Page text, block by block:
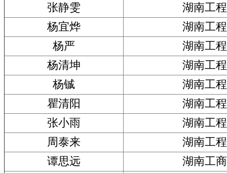
张静雯
湖南工
杨宜烨
湖南工
杨严
湖南工
杨清坤
湖南工
杨铖
湖南工
瞿清阳
湖南工
张小雨
湖南工
周泰来
湖南工
谭思远
湖南工